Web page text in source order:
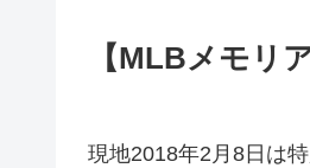
【MLBメモリ
現地2018年2月8日は